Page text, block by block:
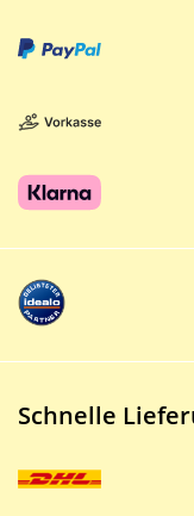
Schnelle